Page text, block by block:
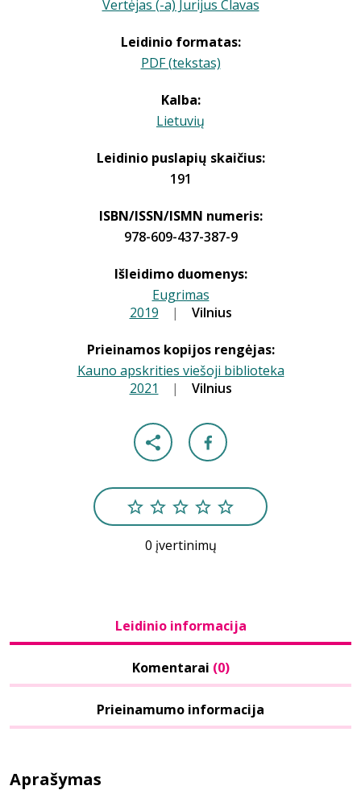
Vertėjas (-a) Jurijus Clavas
Leidinio formatas:
PDF (tekstas)
Kalba:
Lietuvių
Leidinio puslapių skaičius:
191
ISBN/ISSN/ISMN numeris:
978-609-437-387-9
Išleidimo duomenys:
Eugrimas
2019 | Vilnius
Prieinamos kopijos rengėjas:
Kauno apskrities viešoji biblioteka
2021 | Vilnius
0 įvertinimų
Leidinio informacija
Komentarai (0)
Prieinamumo informacija
Aprašymas